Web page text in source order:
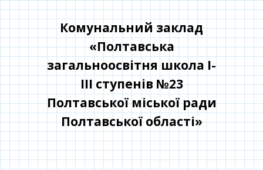
до
контенту
Комунальний заклад
«Полтавська
загальноосвітня школа І-
ІІІ ступенів №23
Полтавської міської ради
Полтавської області»